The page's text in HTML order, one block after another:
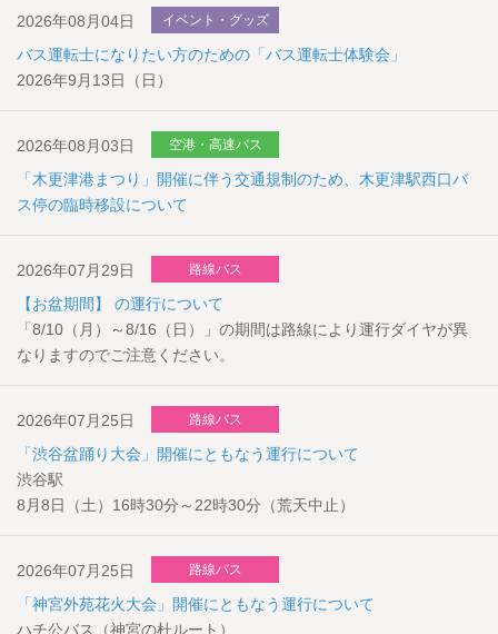
2026年08月04日 イベント・グッズ
バス運転士になりたい方のための「バス運転士体験会」
2026年9月13日（日）
2026年08月03日 空港・高速バス
「木更津港まつり」開催に伴う交通規制のため、木更津駅西口バ
ス停の臨時移設について
2026年07月29日 路線バス
【お盆期間】 の運行について
「8/10（月）～8/16（日）」の期間は路線により運行ダイヤが異
なりますのでご注意ください。
2026年07月25日 路線バス
「渋谷盆踊り大会」開催にともなう運行について
渋谷駅
8月8日（土）16時30分～22時30分（荒天中止）
2026年07月25日 路線バス
「神宮外苑花火大会」開催にともなう運行について
ハチ公バス（神宮の杜ルート）